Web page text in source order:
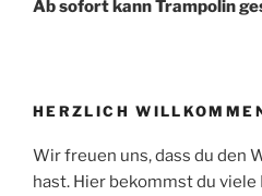
Ab sofort kann Trampolin
HERZLICH
Wir freuen uns, dass du den
hast. Hier bekommst du